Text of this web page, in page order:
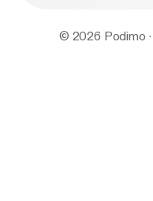
© 2026 Podimo